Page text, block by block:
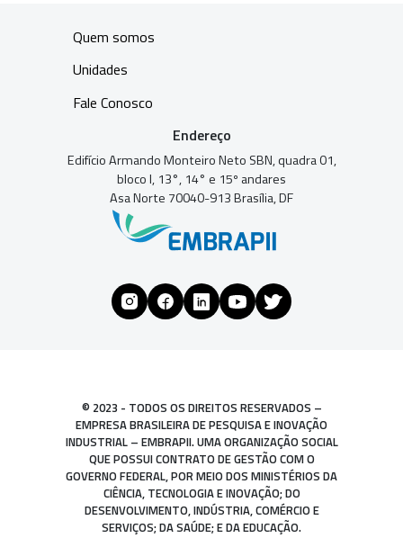
Quem somos
Unidades
Fale Conosco
Endereço
Edifício Armando Monteiro Neto SBN, quadra 01,
bloco I, 13°, 14° e 15º andares
Asa Norte 70040-913 Brasília, DF
© 2023 - TODOS OS DIREITOS RESERVADOS –
EMPRESA BRASILEIRA DE PESQUISA E INOVAÇÃO
INDUSTRIAL – EMBRAPII. UMA ORGANIZAÇÃO SOCIAL
QUE POSSUI CONTRATO DE GESTÃO COM O
GOVERNO FEDERAL, POR MEIO DOS MINISTÉRIOS DA
CIÊNCIA, TECNOLOGIA E INOVAÇÃO; DO
DESENVOLVIMENTO, INDÚSTRIA, COMÉRCIO E
SERVIÇOS; DA SAÚDE; E DA EDUCAÇÃO.